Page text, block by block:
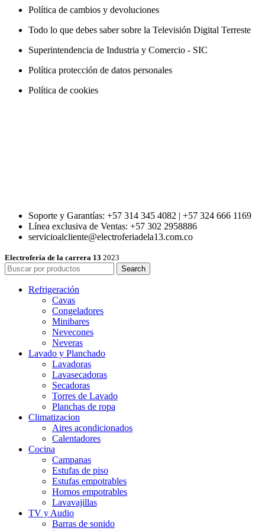
Política de cambios y devoluciones
Todo lo que debes saber sobre la Televisión Digital Terreste
Superintendencia de Industria y Comercio - SIC
Política protección de datos personales
Política de cookies
Soporte y Garantías: +57 314 345 4082 | +57 324 666 1169
Línea exclusiva de Ventas: +57 302 2958886
servicioalcliente@electroferiadela13.com.co
Electroferia de la carrera 13 2023
Search
Refrigeración
Cavas
Congeladores
Minibares
Nevecones
Neveras
Lavado y Planchado
Lavadoras
Lavasecadoras
Secadoras
Torres de Lavado
Planchas de ropa
Climatizacion
Aires acondicionados
Calentadores
Cocina
Campanas
Estufas de piso
Estufas empotrables
Hornos empotrables
Lavavajillas
TV y Audio
Barras de sonido